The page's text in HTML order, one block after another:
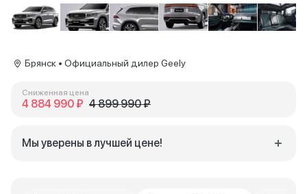
Брянск • Официальный дилер Geely
Сниженная цена
4 884 990 ₽ 4 899 990 ₽
Мы уверены в лучшей цене!